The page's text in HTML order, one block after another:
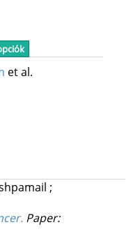
et al.
;
Paper: